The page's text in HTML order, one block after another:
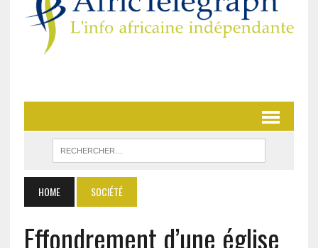
HOME SOCIÉTÉ
Effondrement d’une église